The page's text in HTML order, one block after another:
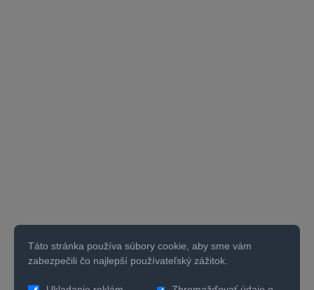
Táto stránka používa súbory cookie, aby sme vám
zabezpečili čo najlepší používateľský zážitok.